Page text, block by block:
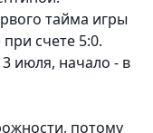
тайма игры
счете 5:0.
июля, начало - в
потому